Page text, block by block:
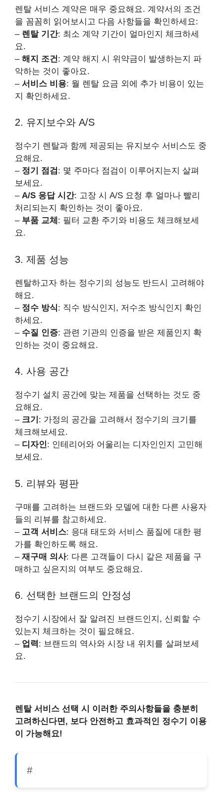
렌탈 서비스 계약은 매우 중요해요. 계약서의 조건
을 꼼꼼히 읽어보시고 다음 사항들을 확인하세요:
– 렌탈 기간: 최소 계약 기간이 얼마인지 체크하세
요.
– 해지 조건 : 계약 해지 시 위약금이 발생하는지 파
악하는 것이 좋아요.
– 서비스 비용: 월 렌탈 요금 외에 추가 비용이 있는
지 확인하세요.
2. 유지보수와 A/S
정수기 렌탈과 함께 제공되는 유지보수 서비스도 중
요해요.
– 정기 점검 : 몇 주마다 점검이 이루어지는지 살펴
보세요.
– A/S 응답 시간: 고장 시 A/S 요청 후 얼마나 빨리
처리되는지 확인하는 것이 좋아요.
– 부품 교체 : 필터 교환 주기와 비용도 체크해보세
요.
3. 제품 성능
렌탈하고자 하는 정수기의 성능도 반드시 고려해야
해요.
– 정수 방식: 직수 방식인지, 저수조 방식인지 확인
하세요.
– 수질 인증: 관련 기관의 인증을 받은 제품인지 확
인하는 것이 중요해요.
4. 사용 공간
정수기 설치 공간에 맞는 제품을 선택하는 것도 중
요해요.
– 크기 : 가정의 공간을 고려해서 정수기의 크기를
체크해보세요.
– 디자인: 인테리어와 어울리는 디자인인지 고민해
보세요.
5. 리뷰와 평판
구매를 고려하는 브랜드와 모델에 대한 다른 사용자
들의 리뷰를 참고하세요.
– 고객 서비스: 응대 태도와 서비스 품질에 대한 평
가를 확인하도록 해요.
– 재구매 의사: 다른 고객들이 다시 같은 제품을 구
매하고 싶은지의 여부도 중요해요.
6. 선택한 브랜드의 안정성
정수기 시장에서 잘 알려진 브랜드인지, 신뢰할 수
있는지 체크하는 것이 필요해요.
– 업력: 브랜드의 역사와 시장 내 위치를 살펴보세
요.
렌탈 서비스 선택 시 이러한 주의사항들을 충분히
고려하신다면, 보다 안전하고 효과적인 정수기 이용
이 가능해요!
#